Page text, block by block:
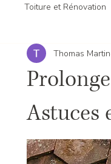
Toiture et Rénovation
Astuces
Thomas Martin